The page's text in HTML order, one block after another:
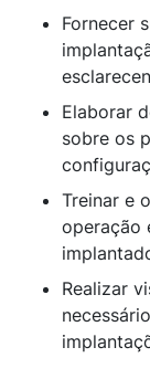
Fornecer
Elaborar
sobre os
Treinar e
operação
Realizar